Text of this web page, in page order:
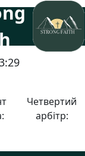
Четвертий
арбітр: